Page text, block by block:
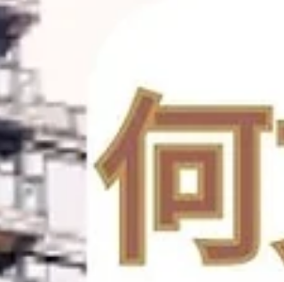
起 專業團隊上門評估，歡迎查詢！ 📲 WhatsApp
+852 8482 2876 📍 觀塘敬業街敬業工廠大廈地下A
鋪 #獨立電錶申請 #電動車充電 #屋苑充電 #EV充電
樁 #香港電動車 #慳電費 #電動車香港 #EVCharger
香港屋苑 #觀塘